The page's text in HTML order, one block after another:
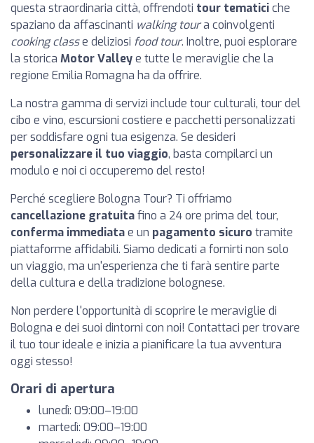
questa straordinaria città, offrendoti tour tematiciche
spaziano da affascinanti walking toura coinvolgenti
cooking classe deliziosi food tour. Inoltre, puoi esplorare
la storica Motor Valleye tutte le meraviglie che la
regione Emilia Romagna ha da offrire.
La nostra gamma di servizi include tour culturali, tour del
cibo e vino, escursioni costiere e pacchetti personalizzati
per soddisfare ogni tua esigenza. Se desideri
personalizzare il tuo viaggio, basta compilarci un
modulo e noi ci occuperemo del resto!
Perché scegliere Bologna Tour? Ti offriamo
cancellazione gratuitafino a 24 ore prima del tour,
conferma immediatae un pagamento sicuro tramite
piattaforme affidabili. Siamo dedicati a fornirti non solo
un viaggio, ma un'esperienza che ti farà sentire parte
della cultura e della tradizione bolognese.
Non perdere l'opportunità di scoprire le meraviglie di
Bologna e dei suoi dintorni con noi! Contattaci per trovare
il tuo tour ideale e inizia a pianificare la tua avventura
oggi stesso!
Orari di apertura
lunedì: 09:00–19:00
martedì: 09:00–19:00